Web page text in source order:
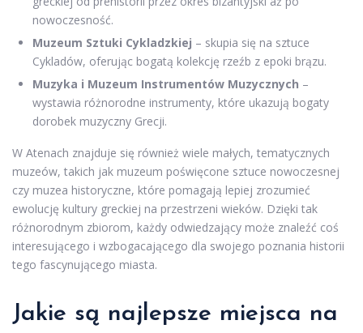
nowoczesność.
Muzeum Sztuki Cykladzkiej – skupia się na sztuce
Cykladów, oferując bogatą kolekcję rzeźb z epoki brązu.
Muzyka i Muzeum Instrumentów Muzycznych –
wystawia różnorodne instrumenty, które ukazują bogaty
dorobek muzyczny Grecji.
W Atenach znajduje się również wiele małych, tematycznych
muzeów, takich jak muzeum poświęcone sztuce nowoczesnej
czy muzea historyczne, które pomagają lepiej zrozumieć
ewolucję kultury greckiej na przestrzeni wieków. Dzięki tak
różnorodnym zbiorom, każdy odwiedzający może znaleźć coś
interesującego i wzbogacającego dla swojego poznania historii
tego fascynującego miasta.
Jakie są najlepsze miejsca na